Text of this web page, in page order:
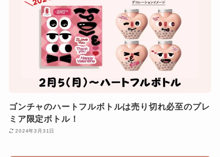
ゴンチャのハートフルボトルは売り切れ必至のプレ
ミア限定ボトル！
2024年3月31日